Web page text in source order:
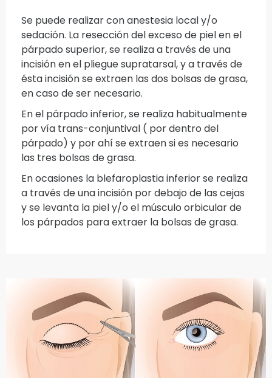
Se puede realizar con anestesia local y/o
sedación. La resección del exceso de piel en el
párpado superior, se realiza a través de una
incisión en el pliegue supratarsal, y a través de
ésta incisión se extraen las dos bolsas de grasa,
en caso de ser necesario.
En el párpado inferior, se realiza habitualmente
por vía trans-conjuntival ( por dentro del
párpado) y por ahí se extraen si es necesario
las tres bolsas de grasa.
En ocasiones la blefaroplastia inferior se realiza
a través de una incisión por debajo de las cejas
y se levanta la piel y/o el músculo orbicular de
los párpados para extraer la bolsas de grasa.